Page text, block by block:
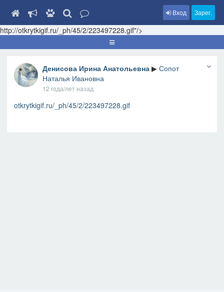
http://otkrytkigif.ru/_ph/45/2/223497228.gif"/>
Вход Зарег.
Денисова Ирина Анатольевна ▶ Сопот
Наталья Ивановна
12 года/лет назад
otkrytkigif.ru/_ph/45/2/223497228.gif